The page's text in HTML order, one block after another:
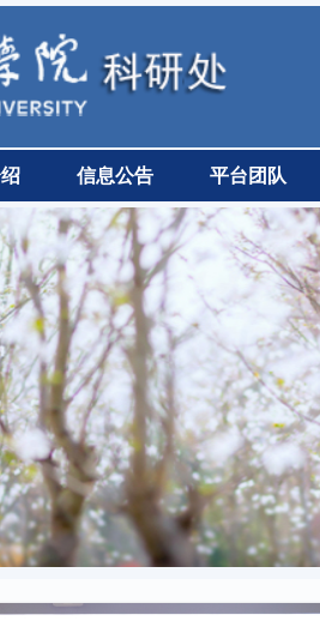
信息公告 平台团队